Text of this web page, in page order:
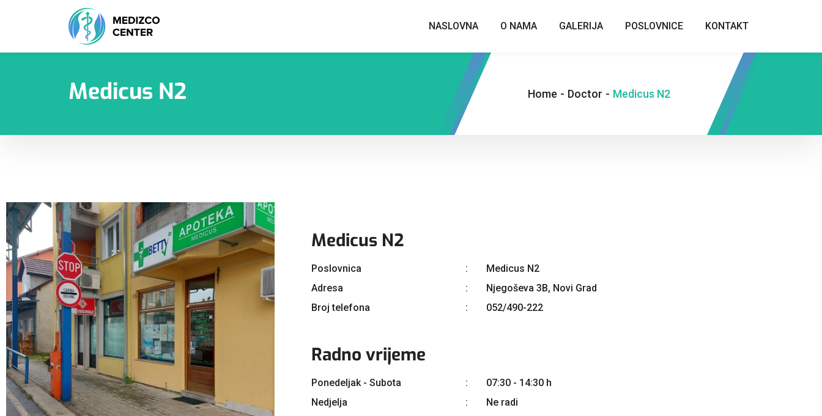
NASLOVNA O NAMA GALERIJA POSLOVNICE KONTAKT
Medicus N2 Home - Doctor - Medicus N2
Medicus N2
Poslovnica
Medicus N2
Adresa
Njegoševa 3B, Novi Grad
Broj telefona
052/490-222
Radno vrijeme
Ponedeljak - Subota
07:30 - 14:30 h
Nedjelja
Ne radi